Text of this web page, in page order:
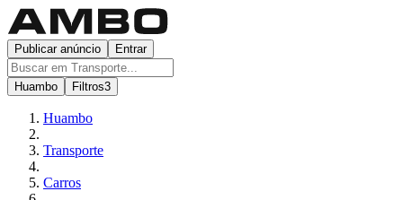
Publicar anúncio Entrar
Huambo Filtros3
Huambo
Transporte
Carros